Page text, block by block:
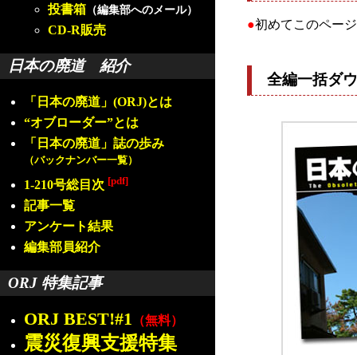
投書箱 （編集部へのメール）
CD-R販売
日本の廃道 紹介
「日本の廃道」(ORJ)とは
“オブローダー”とは
「日本の廃道」誌の歩み
（バックナンバー一覧）
1-210号総目次 [pdf]
記事一覧
アンケート結果
編集部員紹介
ORJ 特集記事
ORJ BEST!#1 （無料）
震災復興支援特集
●初めてこのペー
全編一括ダ